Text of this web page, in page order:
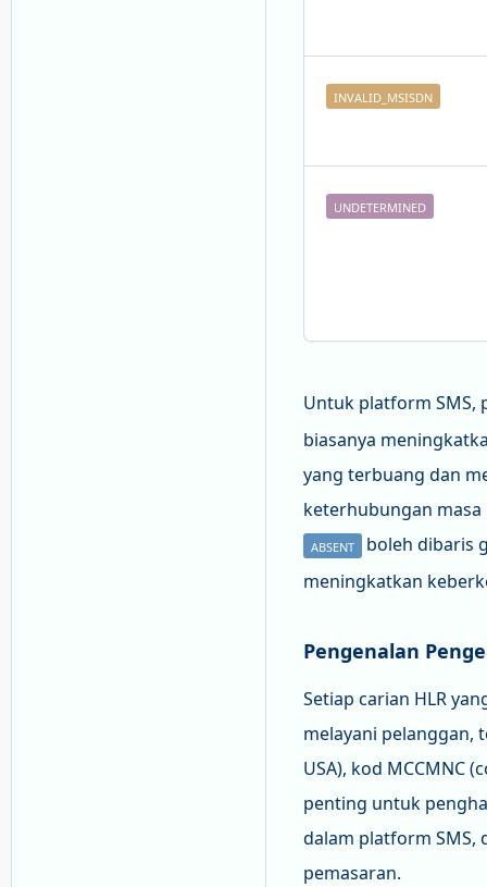
INVALID_MSISDN
UNDETERMINED
Untuk platform
biasanya
yang terbuang dan
keterhubungan
ABSENT
boleh dibaris
meningkatkan
Pengenalan
Setiap carian HLR
melayani pelanggan,
USA), kod MCCMNC
penting untuk
dalam platform SMS,
pemasaran.